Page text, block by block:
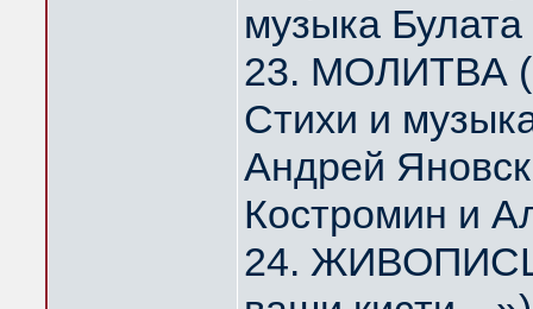
музыка
23. МОЛИТВА
Стихи и
Андрей
Костромин и
24.